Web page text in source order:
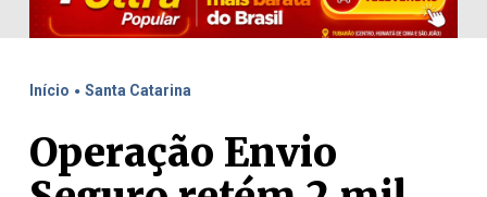
Início . Santa Catarina
Operação Envio